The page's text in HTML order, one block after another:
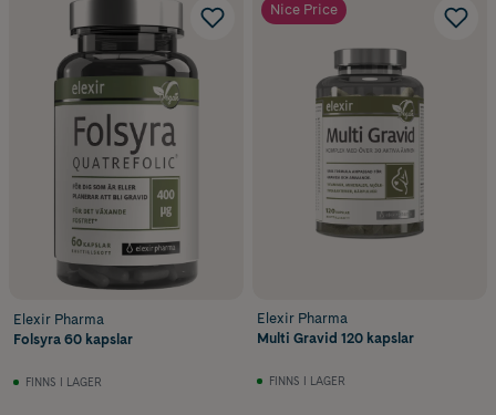
Elexir Pharma
Folsyra 60 kapslar
FINNS I LAGER
Nice Price
Elexir Pharma
Multi Gravid 120 kapslar
FINNS I LAGER